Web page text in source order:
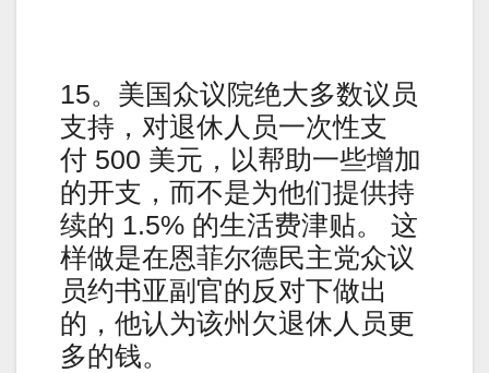
15。美国众议院绝大多数议员
支持，对退休人员一次性支
付 500 美元，以帮助一些增加
的开支，而不是为他们提供持
续的 1.5% 的生活费津贴。 这
样做是在恩菲尔德民主党众议
员约书亚副官的反对下做出
的，他认为该州欠退休人员更
多的钱。